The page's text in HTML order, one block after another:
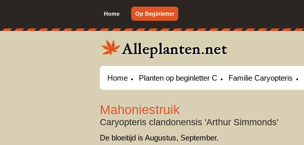
Home Op Beginletter
Home Planten op beginletter C Familie Caryopteris
Mahoniestruik
Caryopteris clandonensis 'Arthur Simmonds'
De bloeitijd is Augustus, September.